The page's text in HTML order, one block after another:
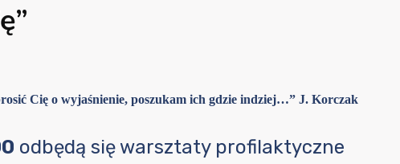
Cię o wyjaśnienie, poszukam ich gdzie indziej…” J. Korczak
odbędą się warsztaty profilaktyczne